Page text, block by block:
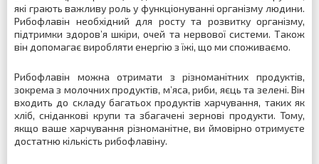
які грають важливу роль у функціонуванні організму людини.
Рибофлавін необхідний для росту та розвитку організму,
підтримки здоров’я шкіри, очей та нервової системи. Також
він допомагає виробляти енергію з їжі, що ми споживаємо.
Рибофлавін можна отримати з різноманітних продуктів,
зокрема з молочних продуктів, м’яса, риби, яєць та зелені. Він
входить до складу багатьох продуктів харчування, таких як
хліб, сніданкові крупи та збагачені зернові продукти. Тому,
якщо ваше харчування різноманітне, ви ймовірно отримуєте
достатню кількість рибофлавіну.